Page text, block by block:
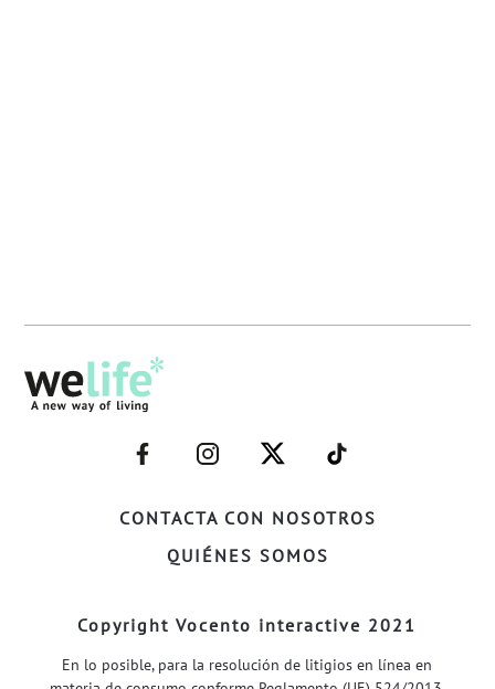
CONTACTA CON NOSOTROS
QUIÉNES SOMOS
–
FACEBOOK–
–
INSTAGRAM–
–
TWITTER–
–
WELIFE–
Copyright Vocento interactive 2021
En lo posible, para la resolución de litigios en línea en